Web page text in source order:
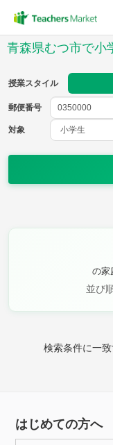
青森県むつ市で小
授業スタイル
郵便番号
対象
の家
並び
検索条件に一
郵便番号
教科
保健・
月曜日 火曜日
はじめての方へ